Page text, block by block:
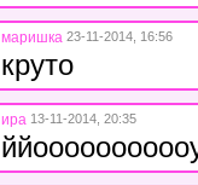
маришка 23-11-2014, 16:56
круто
ира 13-11-2014, 20:35